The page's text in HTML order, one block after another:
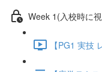
Week 1(入校時に
【PG1 実技